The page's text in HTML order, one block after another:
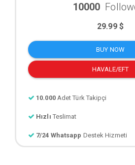
10000
29.99 $
BUY NOW
HAVALE/EFT
10.000 Adet Türk Takipçi
Hızlı Teslimat
7/24 Whatsapp Destek